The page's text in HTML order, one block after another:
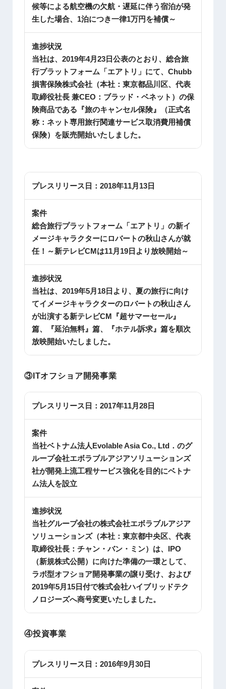
候等による航空機の欠航・遅延に伴う宿泊が発
生した場合、1泊につき一律1万円を補償～
進捗状況
当社は、2019年4月23日公表のとおり、総合旅
行プラットフォーム「エアトリ」にて、Chubb
損害保険株式会社（本社：東京都品川区、代表
取締役社長 兼CEO：ブラッド・ベネット）の保
険商品である『旅のキャンセル保険』（正式名
称：ネット専用旅行関連サービス取消費用補償
保険）を販売開始いたしました。
プレスリリース日： 2018年11月13日
案件
総合旅行プラットフォーム「エアトリ」の新イ
メージキャラクターにロバートの秋山さんが就
任！～新テレビCMは11月19日より放映開始～
進捗状況
当社は、2019年5月18日より、夏の旅行に向け
てイメージキャラクターのロバートの秋山さん
が出演する新テレビCM『超サマーセール』
篇、『延泊無料』篇、『ホテル訴求』篇を順次
放映開始いたしました。
③ITオフショア開発事業
プレスリリース日： 2017年11月28日
案件
当社ベトナム法人Evolable Asia Co., Ltd．のグ
ループ会社エボラブルアジアソリューションズ
社が開発上流工程サービス強化を目的にベトナ
ム法人を設立
進捗状況
当社グループ会社の株式会社エボラブルアジア
ソリューションズ（本社：東京都中央区、代表
取締役社長：チャン・バン・ミン）は、IPO
（新規株式公開）に向けた準備の一環として、
ラボ型オフショア開発事業の譲り受け、および
2019年5月15日付で株式会社ハイブリッドテク
ノロジーズへ商号変更いたしました。
④投資事業
プレスリリース日： 2016年9月30日